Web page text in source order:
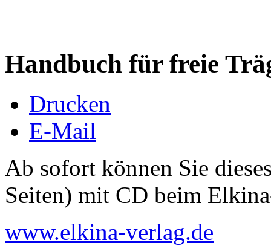
Handbuch für freie
Drucken
E-Mail
Ab sofort können Sie
Seiten) mit CD beim
www.elkina-verlag.de